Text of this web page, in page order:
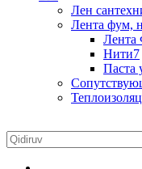
Лен
Лента фум,
Лента
Нити7
Паста